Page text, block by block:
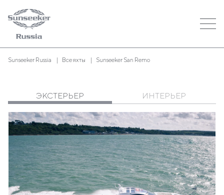
Sunseeker Russia Все яхты Sunseeker San Remo
ЭКСТЕРЬЕР ИНТЕРЬЕР